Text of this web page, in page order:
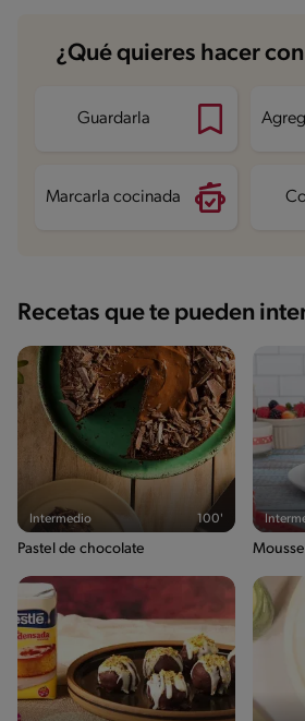
¿Qué quieres hacer
Guardarla
Marcarla cocinada
Recetas que te pueden
Intermedio 100'
Pastel de chocolate